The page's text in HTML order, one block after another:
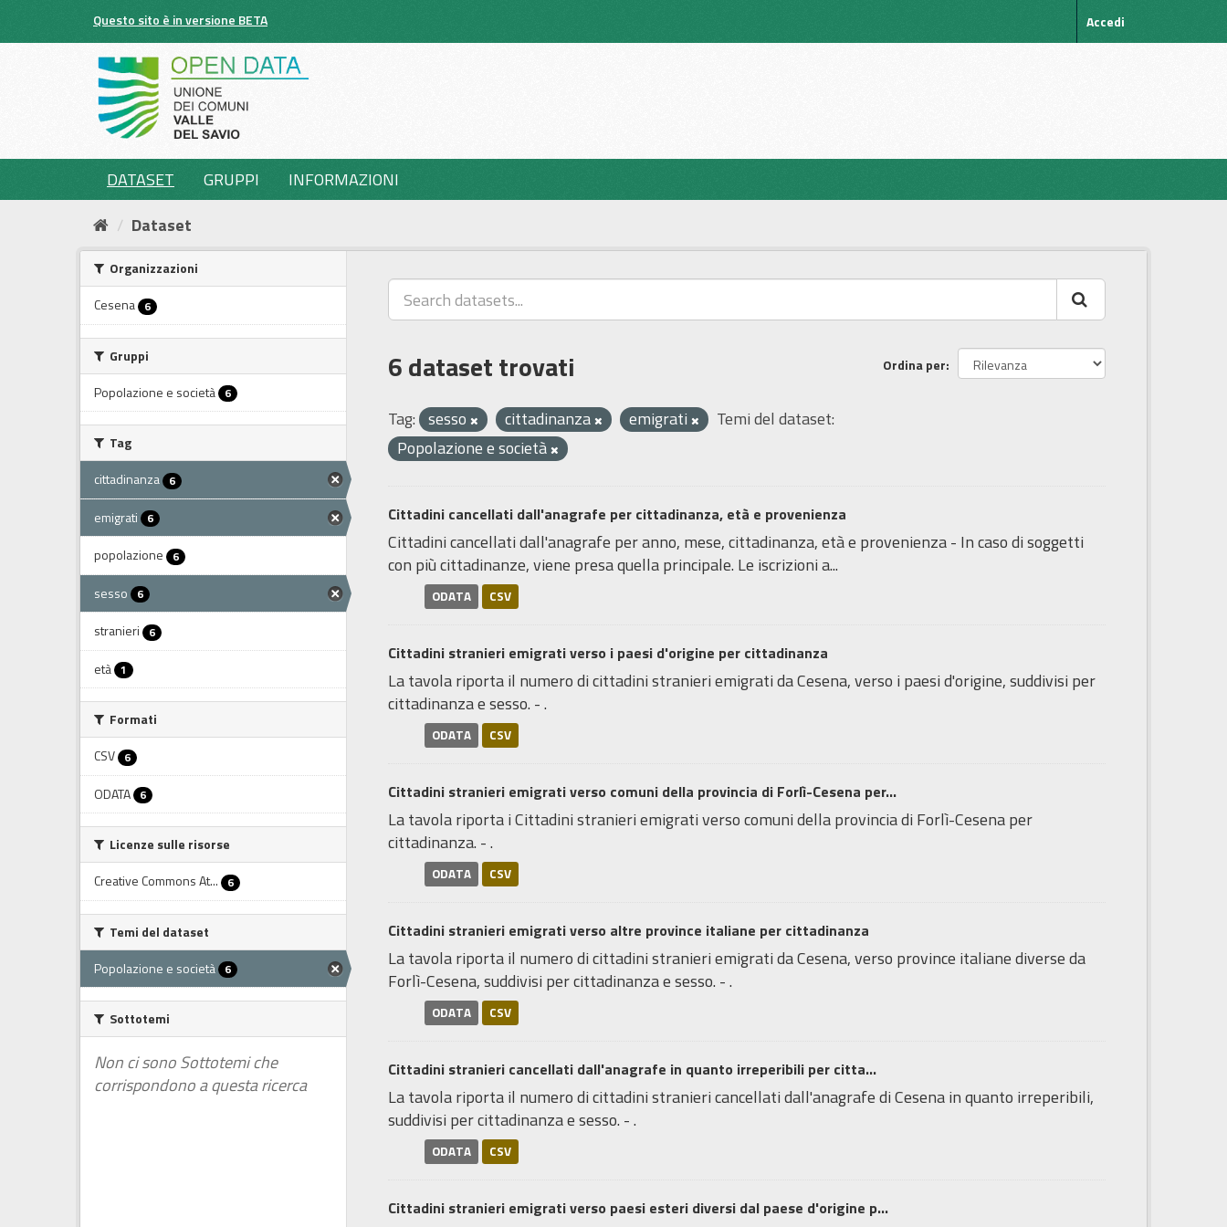
Questo sito è in versione BETA Accedi
DATASET GRUPPI
INFORMAZIONI
Dataset
Organizzazioni
Cesena 6
Gruppi
Popolazione e società 6
Tag
cittadinanza 6
emigrati 6
popolazione 6
sesso 6
stranieri 6
età 1
Formati
CSV 6
ODATA 6
Licenze sulle risorse
Creative Commons At...
6
Temi del dataset
Popolazione e società 6
Sottotemi
Non ci sono Sottotemi che
corrispondono a questa ricerca
Ordina per
6 dataset trovati
Tag: sesso cittadinanza emigrati
Temi del dataset:
Popolazione e società
Cittadini cancellati dall'anagrafe per cittadinanza, età e provenienza
Cittadini cancellati dall'anagrafe per anno, mese, cittadinanza, età e provenienza - In caso di soggetti
con più cittadinanze, viene presa quella principale. Le iscrizioni a...
ODATA CSV
Cittadini stranieri emigrati verso i paesi d'origine per cittadinanza
La tavola riporta il numero di cittadini stranieri emigrati da Cesena, verso i paesi d'origine, suddivisi per
cittadinanza e sesso. - .
ODATA CSV
Cittadini stranieri emigrati verso comuni della provincia di Forlì-Cesena per...
La tavola riporta i Cittadini stranieri emigrati verso comuni della provincia di Forlì-Cesena per
cittadinanza. - .
ODATA CSV
Cittadini stranieri emigrati verso altre province italiane per cittadinanza
La tavola riporta il numero di cittadini stranieri emigrati da Cesena, verso province italiane diverse da
Forlì-Cesena, suddivisi per cittadinanza e sesso. - .
ODATA CSV
Cittadini stranieri cancellati dall'anagrafe in quanto irreperibili per citta...
La tavola riporta il numero di cittadini stranieri cancellati dall'anagrafe di Cesena in quanto irreperibili,
suddivisi per cittadinanza e sesso. - .
ODATA CSV
Cittadini stranieri emigrati verso paesi esteri diversi dal paese d'origine p...